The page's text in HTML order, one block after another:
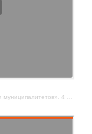
4 августа